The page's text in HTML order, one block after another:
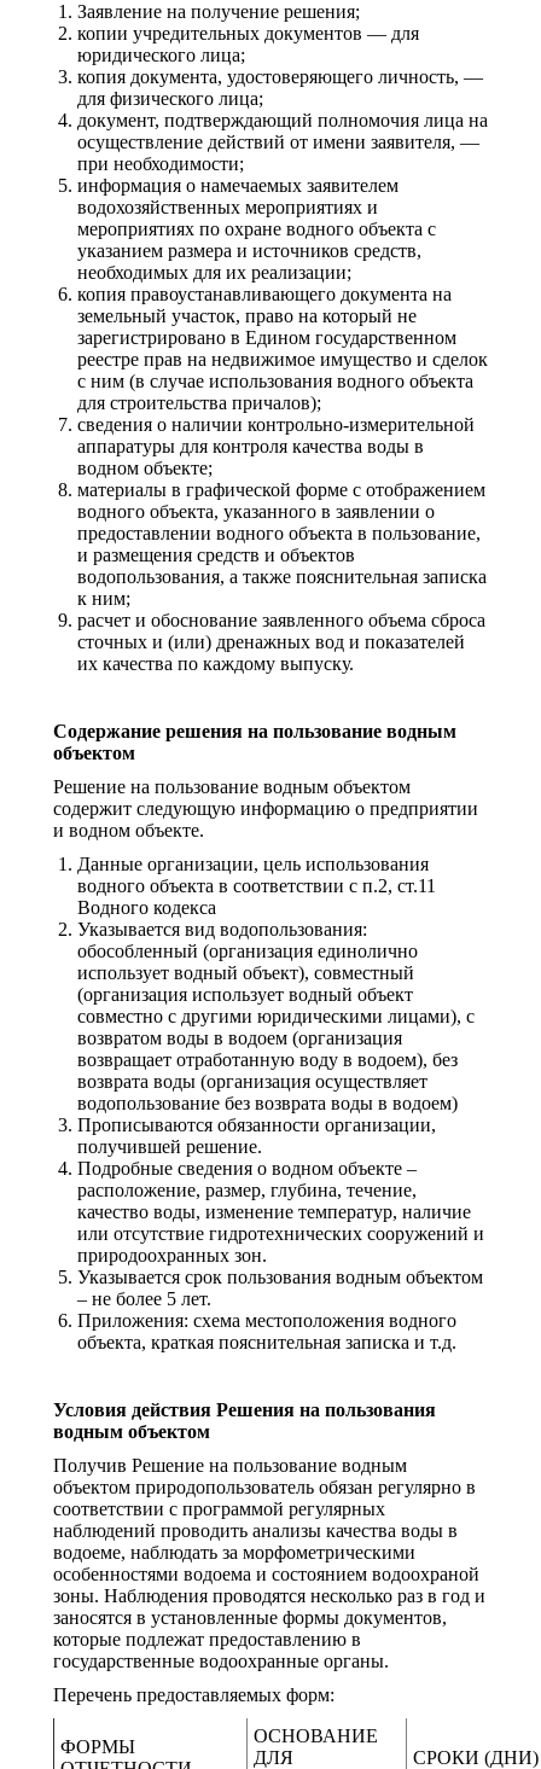
Заявление на получение решения;
копии учредительных документов — для
юридического лица;
копия документа, удостоверяющего личность, —
для физического лица;
документ, подтверждающий полномочия лица на
осуществление действий от имени заявителя, —
при необходимости;
информация о намечаемых заявителем
водохозяйственных мероприятиях и
мероприятиях по охране водного объекта с
указанием размера и источников средств,
необходимых для их реализации;
копия правоустанавливающего документа на
земельный участок, право на который не
зарегистрировано в Едином государственном
реестре прав на недвижимое имущество и сделок
с ним (в случае использования водного объекта
для строительства причалов);
сведения о наличии контрольно-измерительной
аппаратуры для контроля качества воды в
водном объекте;
материалы в графической форме с отображением
водного объекта, указанного в заявлении о
предоставлении водного объекта в пользование,
и размещения средств и объектов
водопользования, а также пояснительная записка
к ним;
расчет и обоснование заявленного объема сброса
сточных и (или) дренажных вод и показателей
их качества по каждому выпуску.
Содержание решения на пользование водным
объектом
Решение на пользование водным объектом
содержит следующую информацию о предприятии
и водном объекте.
Данные организации, цель использования
водного объекта в соответствии с п.2, ст.11
Водного кодекса
Указывается вид водопользования:
обособленный (организация единолично
использует водный объект), совместный
(организация использует водный объект
совместно с другими юридическими лицами), с
возвратом воды в водоем (организация
возвращает отработанную воду в водоем), без
возврата воды (организация осуществляет
водопользование без возврата воды в водоем)
Прописываются обязанности организации,
получившей решение.
Подробные сведения о водном объекте –
расположение, размер, глубина, течение,
качество воды, изменение температур, наличие
или отсутствие гидротехнических сооружений и
природоохранных зон.
Указывается срок пользования водным объектом
– не более 5 лет.
Приложения: схема местоположения водного
объекта, краткая пояснительная записка и т.д.
Условия действия Решения на пользования
водным объектом
Получив Решение на пользование водным
объектом природопользователь обязан регулярно в
соответствии с программой регулярных
наблюдений проводить анализы качества воды в
водоеме, наблюдать за морфометрическими
особенностями водоема и состоянием водоохраной
зоны. Наблюдения проводятся несколько раз в год и
заносятся в установленные формы документов,
которые подлежат предоставлению в
государственные водоохранные органы.
Перечень предоставляемых форм:
ФОРМЫ
ОСНОВАНИЕ
ДЛЯ
СРОКИ (ДНИ)